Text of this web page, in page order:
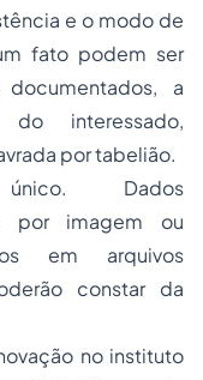
e o modo de
fato podem ser
a
do interessado,
por tabelião.
único. Dados
por imagem ou
em arquivos
constar da
no instituto